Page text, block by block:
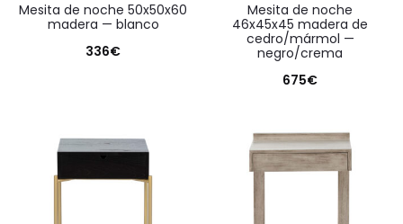
mesita de noche 50x50x60
madera — blanco
336€
mesita de noche
46x45x45 madera de
cedro/mármol —
negro/crema
675€